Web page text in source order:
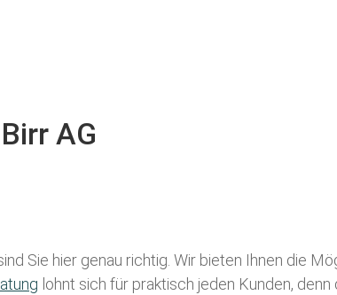
AG
Sie hier genau richtig. Wir bieten Ihnen die
lohnt sich für praktisch jeden Kunden,